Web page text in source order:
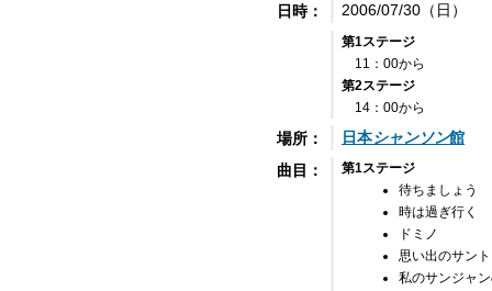
日時： 2006/07/30（日）
第1ステージ
11：00から
第2ステージ
14：00から
場所： 日本シャンソン館
曲目：
第1ステージ
待ちましょう
時は過ぎ行く
ドミノ
思い出のサン
私のサンジャ